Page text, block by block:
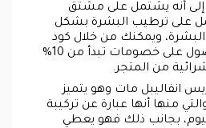
إلى أنه يشتمل على مشتق
على ترطيب البشرة بشكل
ويمكنك من خلال كود
خصم تفيار 2026 الحصول على خصومات تبدأ من 10%
من المتجر.
انفاليبل مات وهو يتميز
منها أنها عبارة عن تركيبة
بجانب ذلك فهو يعطي